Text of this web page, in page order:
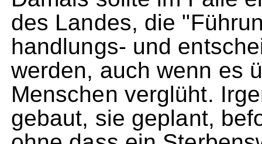
des Landes, die
handlungs- und
werden, auch wenn es
Menschen verglüht.
gebaut, sie geplant,